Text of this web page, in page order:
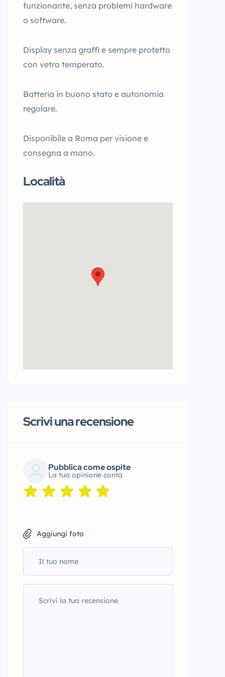
funzionante, senza problemi hardware
o software.
Display senza graffi e sempre protetto
con vetro temperato.
Batteria in buono stato e autonomia
regolare.
Disponibile a Roma per visione e
consegna a mano.
Località
Scrivi una recensione
Pubblica come ospite
La tua opinione conta
Aggiungi foto